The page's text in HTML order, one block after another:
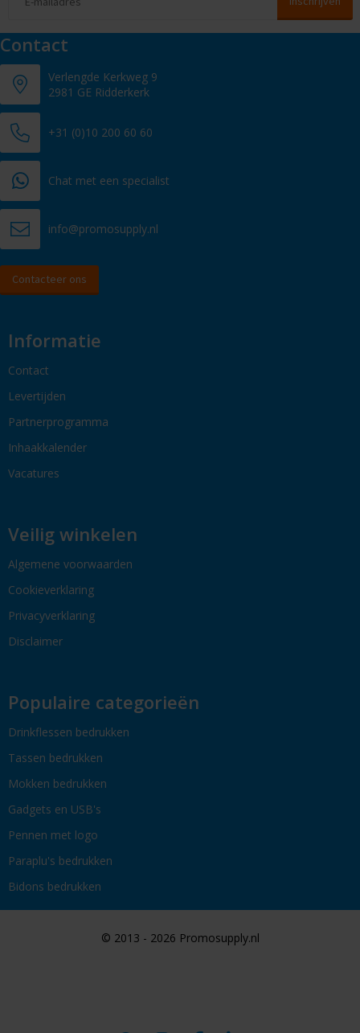
Contact
Verlengde Kerkweg 9
2981 GE Ridderkerk
+31 (0)10 200 60 60
Chat met een specialist
info@promosupply.nl
Contacteer ons
Informatie
Contact
Levertijden
Partnerprogramma
Inhaakkalender
Vacatures
Veilig winkelen
Algemene voorwaarden
Cookieverklaring
Privacyverklaring
Disclaimer
Populaire categorieën
Drinkflessen bedrukken
Tassen bedrukken
Mokken bedrukken
Gadgets en USB's
Pennen met logo
Paraplu's bedrukken
Bidons bedrukken
© 2013 - 2026 Promosupply.nl